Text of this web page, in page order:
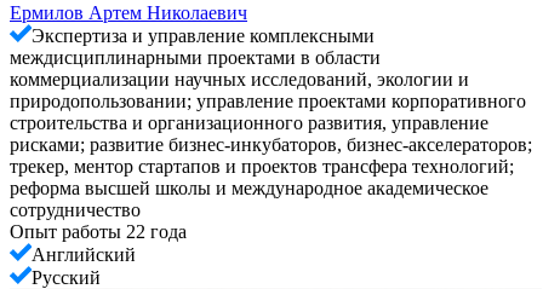
Ермилов Артем Николаевич
Экспертиза и управление комплексными
междисциплинарными проектами в области
коммерциализации научных исследований, экологии и
природопользовании; управление проектами корпоративного
строительства и организационного развития, управление
рисками; развитие бизнес-инкубаторов, бизнес-акселераторов;
трекер, ментор стартапов и проектов трансфера технологий;
реформа высшей школы и международное академическое
сотрудничество
Опыт работы 22 года
Английский
Русский